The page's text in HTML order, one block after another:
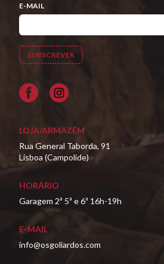
E-MAIL
Facebook
LOJA/ARMAZÉM
Rua General Taborda, 91
Lisboa (Campolide)
HORÁRIO
Garagem 2ª 5ª e 6ª 16h-19h
E-MAIL
info@osgoliardos.com